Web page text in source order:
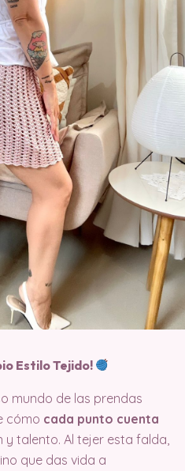
Estilo Tejido!
mundo de las prendas
cómo cada punto cuenta
y talento. Al tejer esta falda,
que das vida a